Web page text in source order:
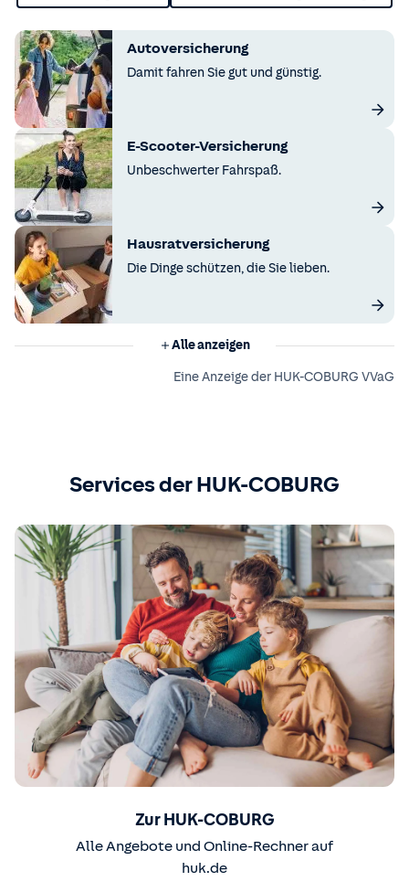
Autoversicherung
Damit fahren Sie gut und günstig.
E-Scooter-Versicherung
Unbeschwerter Fahrspaß.
Hausratversicherung
Die Dinge schützen, die Sie lieben.
Alle anzeigen
Eine Anzeige der HUK-COBURG VVaG
Services der HUK-COBURG
Zur HUK-COBURG
Alle Angebote und Online-Rechner auf
huk.de